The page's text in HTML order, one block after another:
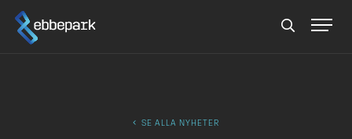
Sök
SE ALLA NYHETER